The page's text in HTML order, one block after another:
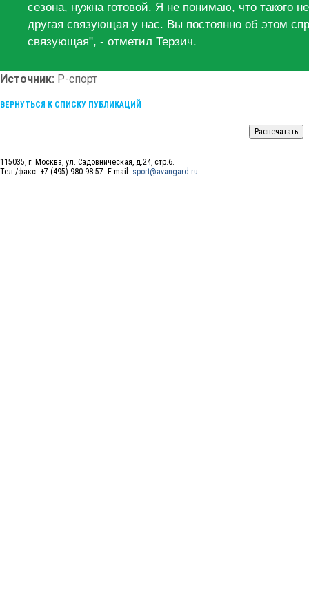
сезона, нужна готовой. Я не понимаю, что такого
другая связующая у нас. Вы постоянно об этом
связующая", - отметил Терзич.
Источник: Р-спорт
ВЕРНУТЬСЯ К СПИСКУ ПУБЛИКАЦИЙ
115035, г. Москва, ул. Садовническая, д.24, стр.6.
Тел./факс: +7 (495) 980-98-57. E-mail: sport@avangard.ru